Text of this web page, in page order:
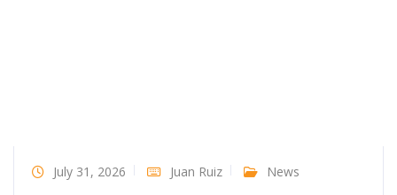
July 31, 2026 Juan Ruiz News